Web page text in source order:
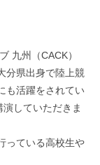
九州（CACK）
分県出身で陸上競
も活躍をされてい
していただきま
っている高校生や